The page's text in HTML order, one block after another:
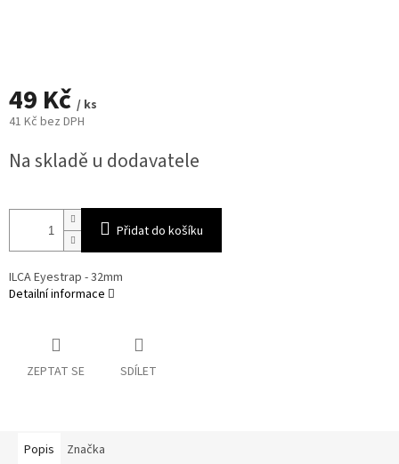
49 Kč / ks
41 Kč bez DPH
cena:
Na skladě u dodavatele
Přidat do košíku
ILCA Eyestrap - 32mm
Detailní informace
ZEPTAT SE SDÍLET
Popis Značka